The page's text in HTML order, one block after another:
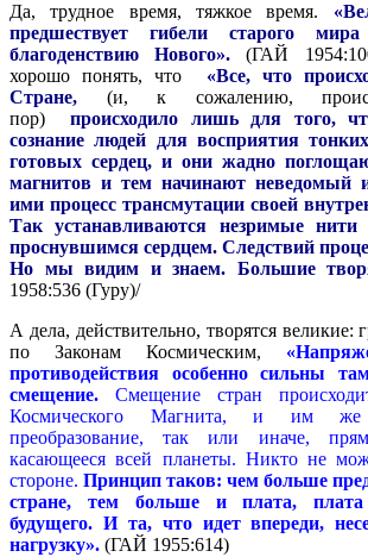
Да, трудное время, тяжкое время.
предшествует гибели старого
благоденствию Нового». (ГАЙ
хорошо понять, что
«Все, что
Стране,
(и, к сожалению,
пор)
происходило лишь для того,
сознание людей для восприятия
готовых сердец, и они жадно
магнитов и тем начинают неведомый
ими процесс трансмутации своей
Так
устанавливаются незримые
проснувшимся сердцем. Следствий
Но мы видим и знаем. Большие
1958:536 (Гуру)/
А дела, действительно, творятся великие:
по Законам Космическим,
противодействия особенно сильны
смещение. Смещение стран
Космического Магнита, и им же
преобразование, так или иначе,
касающееся всей планеты. Никто не
стороне. Принцип таков: чем больше
стране, тем больше и плата, плата
будущего. И та, что идет впереди,
нагрузку». (ГАЙ 1955:614)